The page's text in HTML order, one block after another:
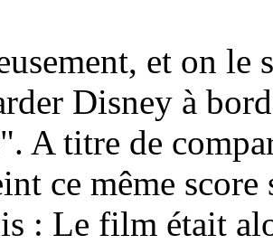
et on le
Disney à
A titre de
ce même
: Le film était